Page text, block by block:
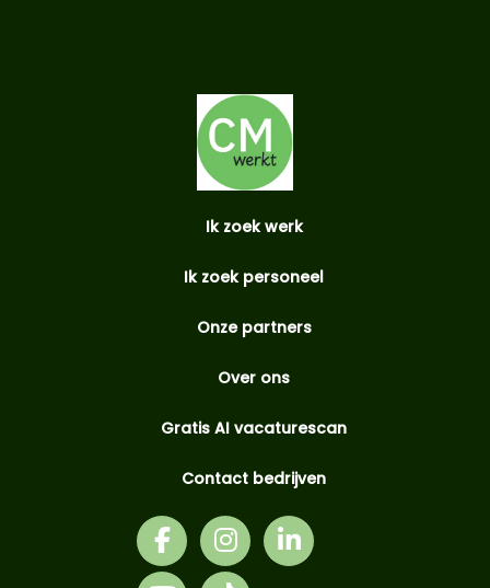
Ik zoek werk
Ik zoek personeel
Onze partners
Over ons
Gratis AI vacaturescan
Contact bedrijven